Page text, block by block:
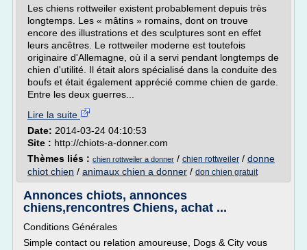
Les chiens rottweiler existent probablement depuis très
longtemps. Les « mâtins » romains, dont on trouve
encore des illustrations et des sculptures sont en effet
leurs ancêtres. Le rottweiler moderne est toutefois
originaire d'Allemagne, où il a servi pendant longtemps de
chien d'utilité. Il était alors spécialisé dans la conduite des
boufs et était également apprécié comme chien de garde.
Entre les deux guerres...
Lire la suite
Date: 2014-03-24 04:10:53
Site : http://chiots-a-donner.com
Thèmes liés : chien rottweiler a donner / chien rottweiler / donne
chiot chien / animaux chien a donner / don chien gratuit
Annonces chiots, annonces
chiens,rencontres Chiens, achat ...
Conditions Générales
Simple contact ou relation amoureuse, Dogs & City vous